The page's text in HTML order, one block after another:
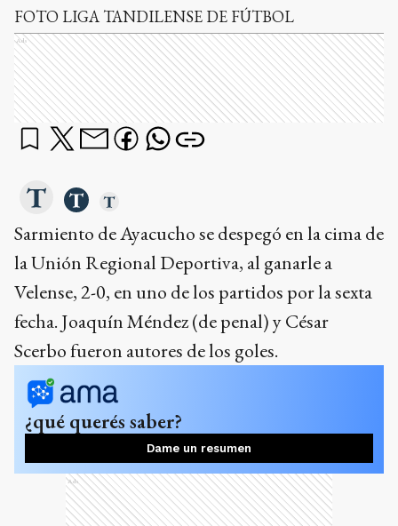
FOTO LIGA TANDILENSE DE FÚTBOL
Ads
Sarmiento de Ayacucho se despegó en la cima de
la Unión Regional Deportiva, al ganarle a
Velense, 2-0, en uno de los partidos por la sexta
fecha. Joaquín Méndez (de penal) y César
Scerbo fueron autores de los goles.
¿qué querés saber?
Dame un resumen
Ads